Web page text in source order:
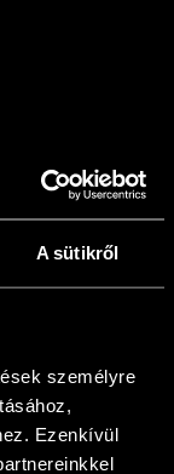
A sütikről
személyre
Ezenkívül